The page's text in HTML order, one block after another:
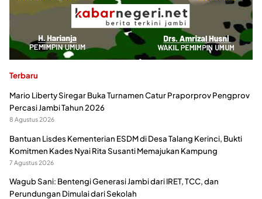
Terbaru
Mario Liberty Siregar Buka Turnamen Catur Praporprov Pengprov
Percasi Jambi Tahun 2026
8 Agustus 2026
Bantuan Lisdes Kementerian ESDM di Desa Talang Kerinci, Bukti
Komitmen Kades Nyai Rita Susanti Memajukan Kampung
7 Agustus 2026
Wagub Sani: Bentengi Generasi Jambi dari IRET, TCC, dan
Perundungan Dimulai dari Sekolah